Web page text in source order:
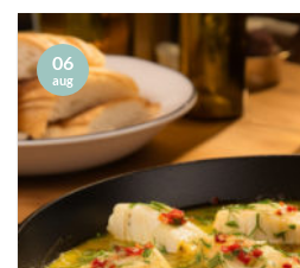
06
aug